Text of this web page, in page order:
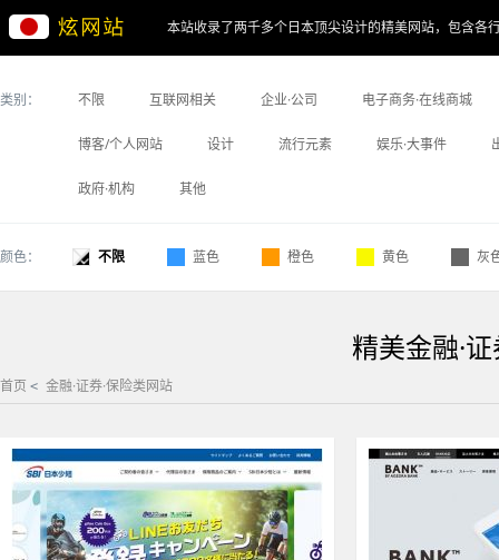
本站收录了两千多个日本顶尖设计的精美网站，包含各
类别： 不限 互联网相关 企业·公司 电子商务·在线商城
博客/个人网站 设计 流行元素 娱乐·大事件
政府·机构 其他
颜色： 不限 蓝色 橙色 黄色 灰
精美金融·
首页 < 金融·证券·保险类网站